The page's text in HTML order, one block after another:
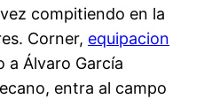
compitiendo en la
Corner, equipacion
a Álvaro García
entra al campo